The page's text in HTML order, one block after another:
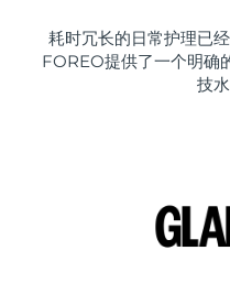
耗时冗长的日常护理已
FOREO提供了一个明确
技